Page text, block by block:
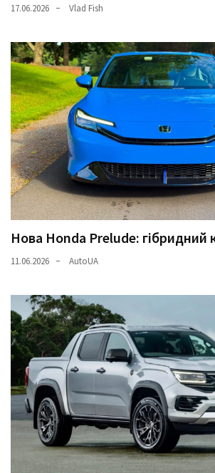
17.06.2026 Vlad Fish
Нова Honda Prelude: гібридний
11.06.2026 AutoUA